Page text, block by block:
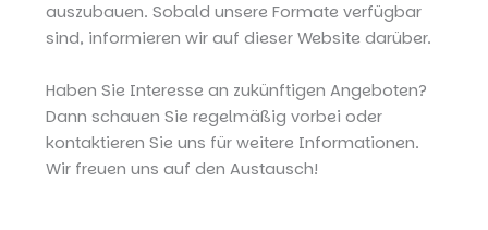
auszubauen. Sobald unsere Formate verfügbar
sind, informieren wir auf dieser Website darüber.
Haben Sie Interesse an zukünftigen Angeboten?
Dann schauen Sie regelmäßig vorbei oder
kontaktieren Sie uns für weitere Informationen.
Wir freuen uns auf den Austausch!